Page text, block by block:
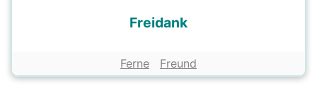
Freidank
Ferne Freund